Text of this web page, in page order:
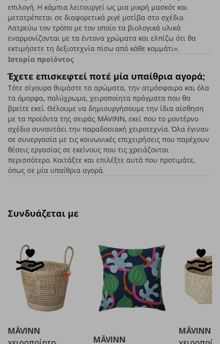
επιλογή. Η κάμπια λειτουργεί ως μια μικρή μασκότ και
μετατρέπεται σε διαφορετικά ριγέ μοτίβα στο σχέδιο.
Λατρεύω τον τρόπο με τον οποίο τα βιολογικά υλικά
εναρμονίζονται με τα έντονα χρώματα και ελπίζω ότι θα
εκτιμήσετε τη δεξιοτεχνία πίσω από κάθε κομμάτι».
Ιστορία προϊόντος
Έχετε επισκεφτεί ποτέ μία υπαίθρια αγορά;
Τότε σίγουρα θυμάστε τα αρώματα, την ατμόσφαιρα και όλα
τα όμορφα, πολύχρωμα, χειροποίητα πράγματα που θα
βρείτε εκεί. Θέλουμε να δημιουργήσουμε την ίδια αίσθηση
με τα προϊόντα της σειράς MÄVINN, εκεί που το μοντέρνο
σχέδιο συναντάει την παραδοσιακή χειροτεχνία. Όλα έγιναν
σε συνεργασία με τις κοινωνικές επιχειρήσεις που παρέχουν
θέσεις εργασίας σε εκείνους που τις χρειάζονται
περισσότερο. Κοιτάξτε και επιλέξτε αυτά που προτιμάτε,
όπως σε μία υπαίθρια αγορά.
Συνδυάζεται με
MÄVINN
MÄVINN
MÄVINN